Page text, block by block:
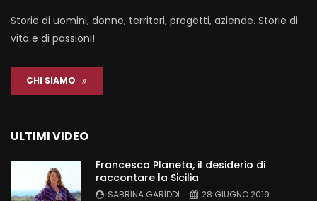
Storie di uomini, donne, territori, progetti, aziende. Storie di
vita e di passioni!
CHI SIAMO
ULTIMI VIDEO
Francesca Planeta, il desiderio di
raccontare la Sicilia
SABRINA GARIDDI 28 GIUGNO 2019